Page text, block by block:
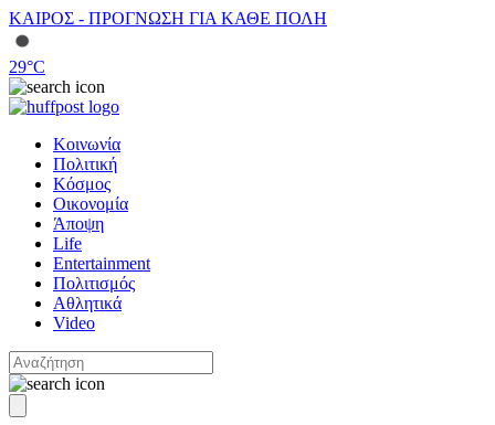
ΚΑΙΡΟΣ - ΠΡΟΓΝΩΣΗ ΓΙΑ ΚΑΘΕ ΠΟΛΗ
29°C
Κοινωνία
Πολιτική
Κόσμος
Οικονομία
Άποψη
Life
Entertainment
Πολιτισμός
Αθλητικά
Video